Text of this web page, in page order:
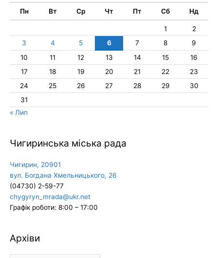
Пн Вт Ср Чт Пт Сб Нд
1
2
3
4 5 6 7 8
9
10
11 12 13 14 15
16
17
18 19 20 21 22
23
24
25 26 27 28 29
30
31
« Лип
Чигиринська міська рада
Чигирин, 20901
вул. Богдана Хмельницького, 26
(04730) 2-59-77
chygyryn_mrada@ukr.net
Графік роботи: 8:00 – 17:00
Архіви
Архіви